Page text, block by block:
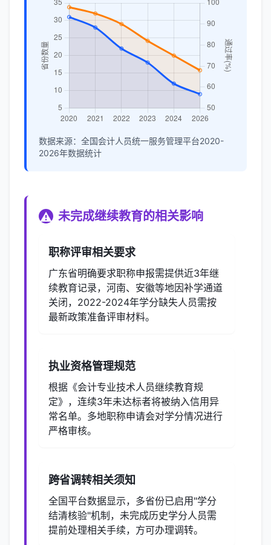
数据来源：全国会计人员统一服务管理平台2020-
2026年数据统计
⚠️ 未完成继续教育的相关影响
职称评审相关要求
广东省明确要求职称申报需提供近3年继
续教育记录，河南、安徽等地因补学通道
关闭，2022-2024年学分缺失人员需按
最新政策准备评审材料。
执业资格管理规范
根据《会计专业技术人员继续教育规
定》，连续3年未达标者将被纳入信用异
常名单。多地职称申请会对学分情况进行
严格审核。
跨省调转相关须知
全国平台数据显示，多省份已启用"学分
结清核验"机制，未完成历史学分人员需
提前处理相关手续，方可办理调转。